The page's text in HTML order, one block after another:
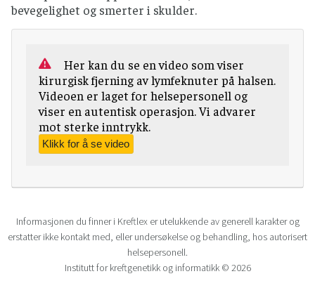
bevegelighet og smerter i skulder.
Her kan du se en video som viser
kirurgisk fjerning av lymfeknuter på halsen.
Videoen er laget for helsepersonell og
viser en autentisk operasjon. Vi advarer
mot sterke inntrykk.
Informasjonen du finner i Kreftlex er utelukkende av generell karakter og
erstatter ikke kontakt med, eller undersøkelse og behandling, hos autorisert
helsepersonell.
Institutt for kreftgenetikk og informatikk © 2026